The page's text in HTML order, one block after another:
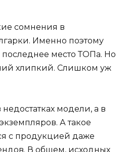
сомнения в
Именно поэтому
последнее место ТОПа. Но
хлипкий. Слишком уж
модели, а в
А такое
с продукцией даже
В общем, исходных